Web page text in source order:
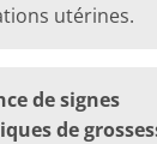
utérines.
de signes
de